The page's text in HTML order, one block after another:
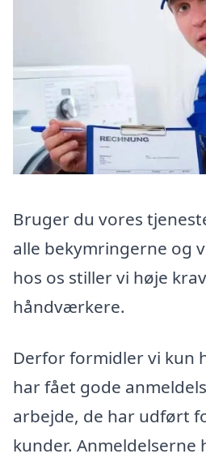
Bruger du vores
alle bekymringerne og
hos os stiller vi høje
håndværkere.
Derfor formidler vi kun
har fået gode
arbejde, de har udført
kunder. Anmeldelserne